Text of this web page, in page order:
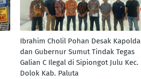
Ibrahim Cholil Pohan Desak Kapolda
dan Gubernur Sumut Tindak Tegas
Galian C Ilegal di Sipiongot Julu Kec.
Dolok Kab. Paluta